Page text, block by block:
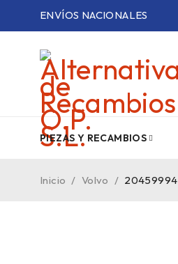
ENVÍOS NACIONALES
PIEZAS Y RECAMBIOS
Inicio / Volvo / 20459994